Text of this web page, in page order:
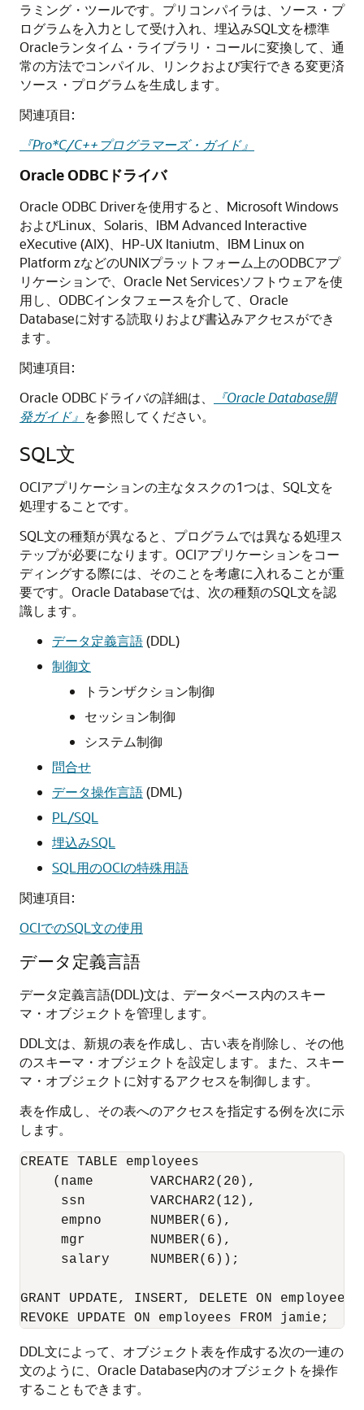
ラミング・ツールです。プリコンパイラは、ソース・プ
ログラムを入力として受け入れ、埋込みSQL文を標準
Oracleランタイム・ライブラリ・コールに変換して、通
常の方法でコンパイル、リンクおよび実行できる変更済
ソース・プログラムを生成します。
関連項目:
『Pro*C/C++プログラマーズ・ガイド』
Oracle ODBCドライバ
Oracle ODBC Driverを使用すると、Microsoft Windows
およびLinux、Solaris、IBM Advanced Interactive
eXecutive (AIX)、HP-UX Itaniutm、IBM Linux on
Platform zなどのUNIXプラットフォーム上のODBCアプ
リケーションで、Oracle Net Servicesソフトウェアを使
用し、ODBCインタフェースを介して、Oracle
Databaseに対する読取りおよび書込みアクセスができ
ます。
関連項目:
Oracle ODBCドライバの詳細は、
『Oracle Database開
発ガイド』 を参照してください。
SQL文
OCIアプリケーションの主なタスクの1つは、SQL文を
処理することです。
SQL文の種類が異なると、プログラムでは異なる処理ス
テップが必要になります。OCIアプリケーションをコー
ディングする際には、そのことを考慮に入れることが重
要です。Oracle Databaseでは、次の種類のSQL文を認
識します。
データ定義言語(DDL)
制御文
トランザクション制御
セッション制御
システム制御
問合せ
データ操作言語(DML)
PL/SQL
埋込みSQL
SQL用のOCIの特殊用語
関連項目:
OCIでのSQL文の使用
データ定義言語
データ定義言語(DDL)文は、データベース内のスキー
マ・オブジェクトを管理します。
DDL文は、新規の表を作成し、古い表を削除し、その他
のスキーマ・オブジェクトを設定します。また、スキー
マ・オブジェクトに対するアクセスを制御します。
表を作成し、その表へのアクセスを指定する例を次に示
します。
CREATE TABLE employees
    (name       VARCHAR2(20),
     ssn        VARCHAR2(12),
     empno      NUMBER(6),
     mgr        NUMBER(6),
     salary     NUMBER(6));
GRANT UPDATE, INSERT, DELETE ON
DDL文によって、オブジェクト表を作成する次の一連の
文のように、Oracle Database内のオブジェクトを操作
することもできます。